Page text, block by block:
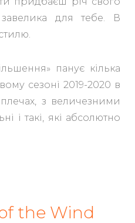
для тебе. В
панує кілька
сезоні 2019-2020 в
з величезними
і такі, які абсолютно
the Wind